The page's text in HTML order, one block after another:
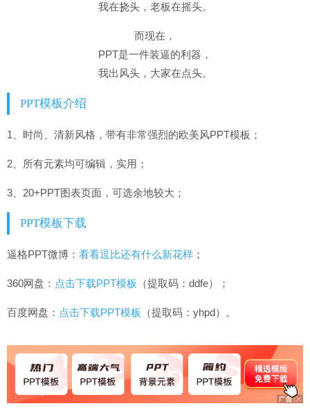
我在挠头，老板在摇头。
而现在，
PPT是一件装逼的利器，
我出风头，大家在点头。
PPT模板介绍
1、时尚、清新风格，带有非常强烈的欧美风PPT模板；
2、所有元素均可编辑，实用；
3、20+PPT图表页面，可选余地较大；
PPT模板下载
逼格PPT微博： 看看逗比还有什么新花样 ；
360网盘： 点击下载PPT模板 （提取码：ddfe）；
百度网盘： 点击下载PPT模板 （提取码：yhpd）。